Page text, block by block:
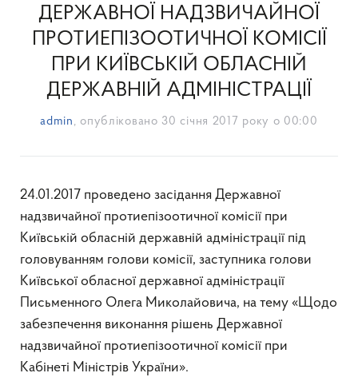
ДЕРЖАВНОЇ НАДЗВИЧАЙНОЇ
ПРОТИЕПІЗООТИЧНОЇ КОМІСІЇ
ПРИ КИЇВСЬКІЙ ОБЛАСНІЙ
ДЕРЖАВНІЙ АДМІНІСТРАЦІЇ
admin , опубліковано 30 січня 2017 року о 00:00
24.01.2017 проведено засідання Державної
надзвичайної протиепізоотичної комісії при
Київській обласній державній адміністрації під
головуванням голови комісії, заступника голови
Київської обласної державної адміністрації
Письменного Олега Миколайовича, на тему «Щодо
забезпечення виконання рішень Державної
надзвичайної протиепізоотичної комісії при
Кабінеті Міністрів України».